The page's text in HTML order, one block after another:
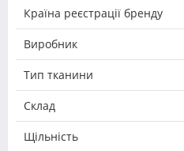
Країна реєстрації бренду
Виробник
Тип тканини
Склад
Щільність